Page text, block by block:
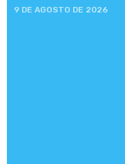
9 DE AGOSTO DE 2026